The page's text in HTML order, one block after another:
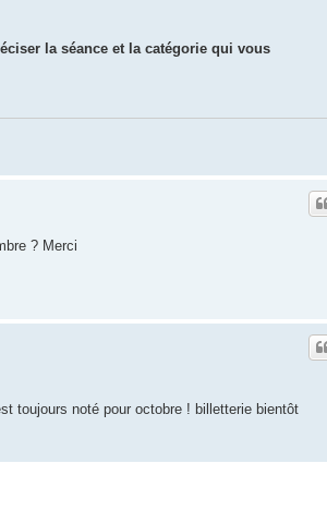
la séance et la catégorie qui vous
? Merci
toujours noté pour octobre ! billetterie bientôt